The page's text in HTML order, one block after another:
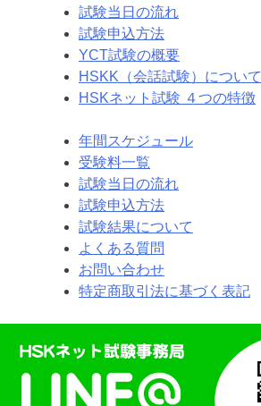
試験当日の流れ
試験申込方法
YCT試験の概要
HSKK（会話試験）について
HSKネット試験 ４つの特徴
年間スケジュール
受験料一覧
試験当日の流れ
試験申込方法
試験結果について
よくある質問
お問い合わせ
特定商取引法に基づく表記